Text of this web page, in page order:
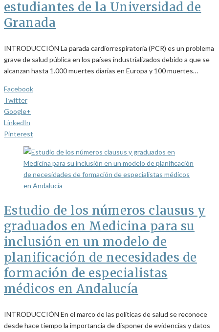
estudiantes de la Universidad de
Granada
INTRODUCCIÓN La parada cardiorrespiratoria (PCR) es un problema
grave de salud pública en los países industrializados debido a que se
alcanzan hasta 1.000 muertes diarias en Europa y 100 muertes…
Facebook
Twitter
Google+
LinkedIn
Pinterest
Estudio de los números clausus y
graduados en Medicina para su
inclusión en un modelo de
planificación de necesidades de
formación de especialistas
médicos en Andalucía
INTRODUCCIÓN En el marco de las políticas de salud se reconoce
desde hace tiempo la importancia de disponer de evidencias y datos